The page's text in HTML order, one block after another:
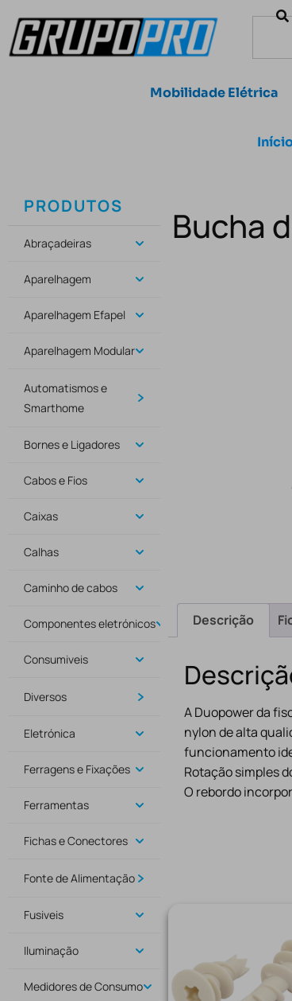
Mobilidade Elétrica
PRODUTOS
Abraçadeiras
Aparelhagem
Aparelhagem Efapel
Aparelhagem Modular
Automatismos e
Smarthome
Bornes e Ligadores
Cabos e Fios
Caixas
Calhas
Caminho de cabos
Componentes eletrónicos
Consumiveis
Diversos
Eletrónica
Ferragens e Fixações
Ferramentas
Fichas e Conectores
Fonte de Alimentação
Fusiveis
Iluminação
Medidores de Consumo
Bucha
Descrição
A Duopower da
nylon de alta
funcionamento
Rotação simples
O rebordo